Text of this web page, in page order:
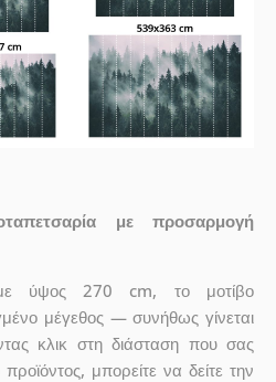
με προσαρμογή
με ύψος 270 cm, το μοτίβο
μέγεθος — συνήθως γίνεται
κλικ στη διάσταση που σας
μπορείτε να δείτε την